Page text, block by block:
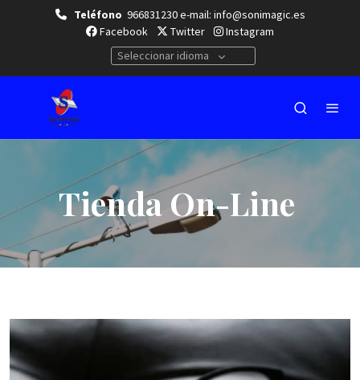
Teléfono 966831230 e-mail: info@sonimagic.es
Facebook
Twitter
Instagram
Seleccionar idioma
Tienda On-Line